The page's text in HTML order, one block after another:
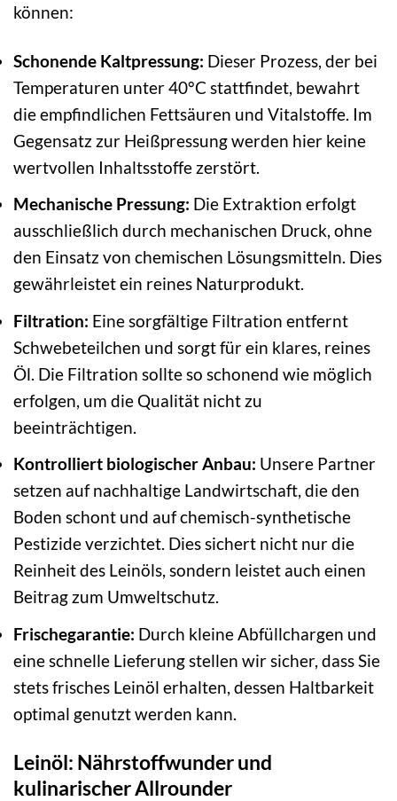
können:
Schonende Kaltpressung: Dieser Prozess, der bei
Temperaturen unter 40°C stattfindet, bewahrt
die empfindlichen Fettsäuren und Vitalstoffe. Im
Gegensatz zur Heißpressung werden hier keine
wertvollen Inhaltsstoffe zerstört.
Mechanische Pressung: Die Extraktion erfolgt
ausschließlich durch mechanischen Druck, ohne
den Einsatz von chemischen Lösungsmitteln. Dies
gewährleistet ein reines Naturprodukt.
Filtration: Eine sorgfältige Filtration entfernt
Schwebeteilchen und sorgt für ein klares, reines
Öl. Die Filtration sollte so schonend wie möglich
erfolgen, um die Qualität nicht zu
beeinträchtigen.
Kontrolliert biologischer Anbau: Unsere Partner
setzen auf nachhaltige Landwirtschaft, die den
Boden schont und auf chemisch-synthetische
Pestizide verzichtet. Dies sichert nicht nur die
Reinheit des Leinöls, sondern leistet auch einen
Beitrag zum Umweltschutz.
Frischegarantie: Durch kleine Abfüllchargen und
eine schnelle Lieferung stellen wir sicher, dass Sie
stets frisches Leinöl erhalten, dessen Haltbarkeit
optimal genutzt werden kann.
Leinöl: Nährstoffwunder und
kulinarischer Allrounder